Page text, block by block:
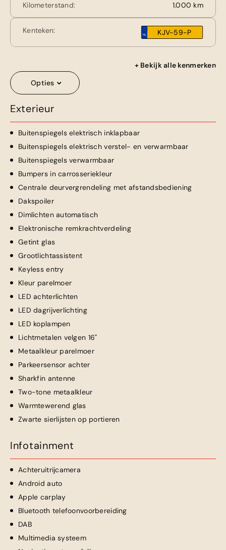
Kilometerstand: 1.000 km
Kenteken: KJV-59-P
+ Bekijk alle kenmerken
Opties
Exterieur
Buitenspiegels elektrisch inklapbaar
Buitenspiegels elektrisch verstel- en verwarmbaar
Buitenspiegels verwarmbaar
Bumpers in carrosseriekleur
Centrale deurvergrendeling met afstandsbediening
Dakspoiler
Dimlichten automatisch
Elektronische remkrachtverdeling
Getint glas
Grootlichtassistent
Keyless entry
Kleur parelmoer
LED achterlichten
LED dagrijverlichting
LED koplampen
Lichtmetalen velgen 16"
Metaalkleur parelmoer
Parkeersensor achter
Sharkfin antenne
Two-tone metaalkleur
Warmtewerend glas
Zwarte sierlijsten op portieren
Infotainment
Achteruitrijcamera
Android auto
Apple carplay
Bluetooth telefoonvoorbereiding
DAB
Multimedia systeem